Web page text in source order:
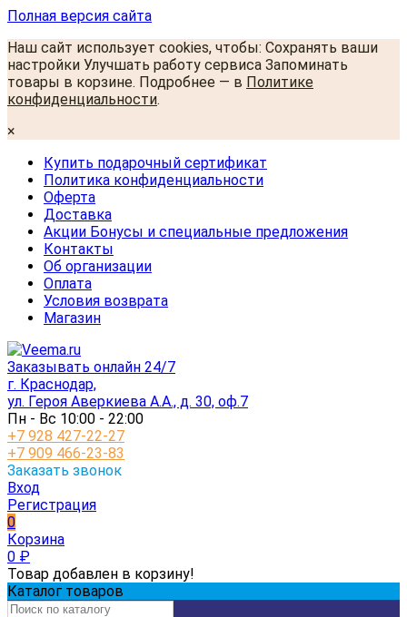
Полная версия сайта
Наш сайт использует cookies, чтобы: Сохранять ваши
настройки Улучшать работу сервиса Запоминать
товары в корзине. Подробнее — в Политике
конфиденциальности.
×
Купить подарочный сертификат
Политика конфиденциальности
Оферта
Доставка
Акции Бонусы и специальные предложения
Контакты
Об организации
Оплата
Условия возврата
Магазин
Заказывать онлайн 24/7
г. Краснодар,
ул. Героя Аверкиева А.А., д. 30, оф.7
Пн - Вс 10:00 - 22:00
+7 928 427-22-27
+7 909 466-23-83
Заказать звонок
Вход
Регистрация
0
Корзина
0 ₽
Товар добавлен в корзину!
Каталог товаров